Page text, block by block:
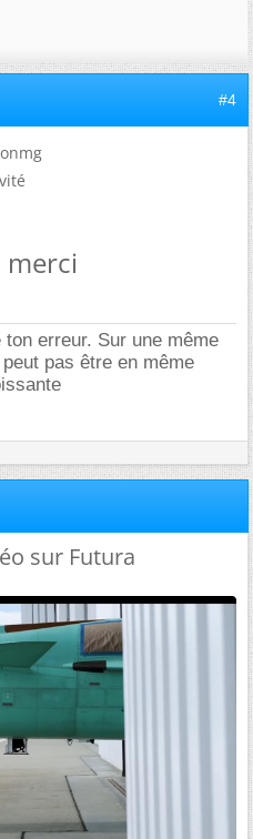
#4
merci
erreur. Sur une même
pas être en même
sur Futura